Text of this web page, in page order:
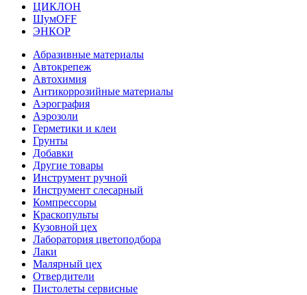
ЦИКЛОН
ШумOFF
ЭНКОР
Абразивные материалы
Автокрепеж
Автохимия
Антикоррозийные материалы
Аэрография
Аэрозоли
Герметики и клеи
Грунты
Добавки
Другие товары
Инструмент ручной
Инструмент слесарный
Компрессоры
Краскопульты
Кузовной цех
Лаборатория цветоподбора
Лаки
Малярный цех
Отвердители
Пистолеты сервисные